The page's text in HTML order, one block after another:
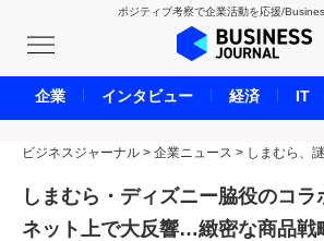
ポジティブ考察で企業活動を応援/
BUSINESS JOURNAL
UNICORN JOURNAL
CARBON CREDITS
IVS JOURNAL
ENERGY
ビジネスジャーナル > 企業ニュース > しまむら、
しまむら・ディズニー脇役のコ
ネット上で大反響…緻密な商品戦
企業 インタビュー 経済 IT